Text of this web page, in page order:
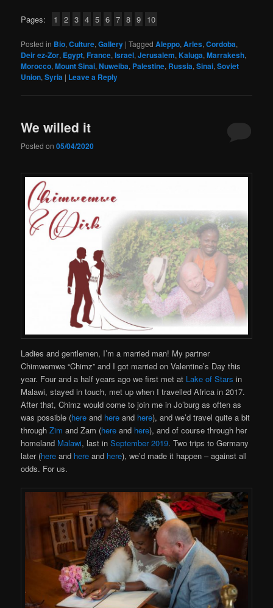
Pages: 1 2 3 4 5 6 7 8 9 10
Posted in Bio,Culture,Gallery |Tagged Aleppo,Arles,Cordoba,
Deir ez-Zor, Egypt,France,Israel,Jerusalem,Kaluga,Marrakesh,
Morocco,Mount Sinai,Nuweiba, Palestine, Russia,Sinai,Soviet
Union,Syria | Leave a Reply
We willed it
Posted on05/04/2020
Ladies and gentlemen, I’m a married man! My partner
Chimwemwe “Chimz” and I got married on Valentine’s Day this
year. Four and a half years ago we first met at Lake of Stars in
Malawi, stayed in touch, met up when I travelled Africa in 2017.
After that, Chimz would come to join me in Jo’burg as often as
was possible (here and here and here), and we’d travel quite a bit
throughZim and Zam (here and here), and of course through her
homeland Malawi, last inSeptember 2019. Two trips to Germany
later (here and here and here), we’d made it happen – against all
odds. For us.